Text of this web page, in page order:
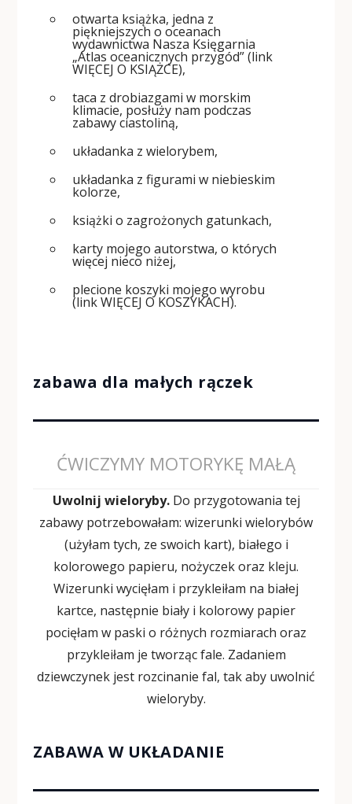
otwarta książka, jedna z
piękniejszych o oceanach
wydawnictwa Nasza Księgarnia
„Atlas oceanicznych przygód” (link
WIĘCEJ O KSIĄŻCE),
taca z drobiazgami w morskim
klimacie, posłuży nam podczas
zabawy ciastoliną,
układanka z wielorybem,
układanka z figurami w niebieskim
kolorze,
książki o zagrożonych gatunkach,
karty mojego autorstwa, o których
więcej nieco niżej,
plecione koszyki mojego wyrobu
(linkWIĘCEJ O KOSZYKACH).
zabawa dla małych rączek
ĆWICZYMY MOTORYKĘ MAŁĄ
Uwolnij wieloryby.Do przygotowania tej
zabawy potrzebowałam: wizerunki wielorybów
(użyłam tych, ze swoich kart), białego i
kolorowego papieru, nożyczek oraz kleju.
Wizerunki wycięłam i przykleiłam na białej
kartce, następnie biały i kolorowy papier
pocięłam w paski o różnych rozmiarach oraz
przykleiłam je tworząc fale. Zadaniem
dziewczynek jest rozcinanie fal, tak aby uwolnić
wieloryby.
ZABAWA W UKŁADANIE